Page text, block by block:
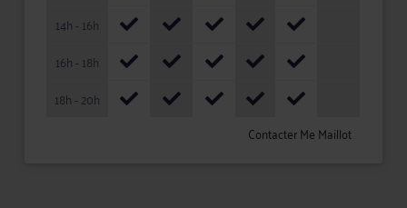
14h - 16h
16h - 18h
18h - 20h
Contacter Me Maillot